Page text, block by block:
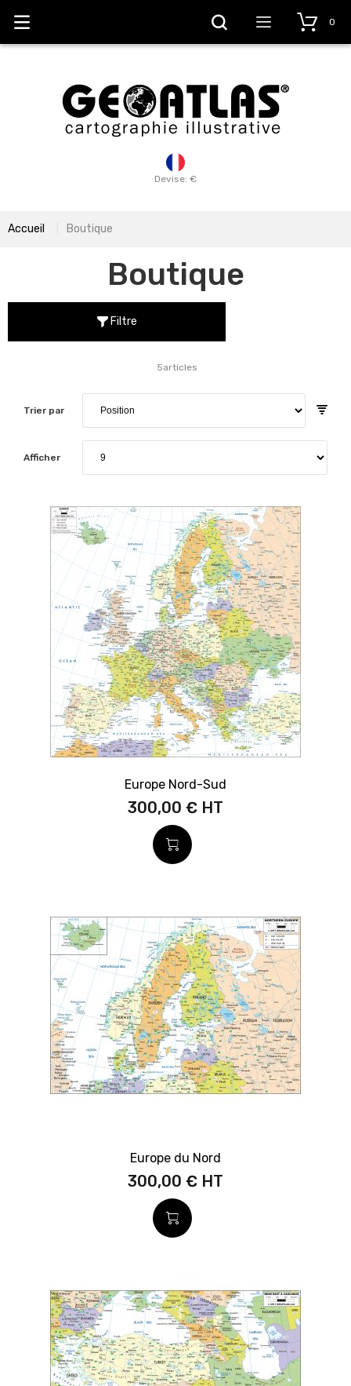
Devise: €
0
Accueil Boutique
Boutique
Filtre
Trier par
5articles
Afficher
Europe Nord-Sud
300,00 €
Europe du Nord
300,00 €